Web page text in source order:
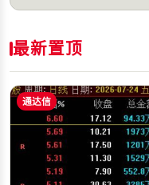
最新置顶
通达信